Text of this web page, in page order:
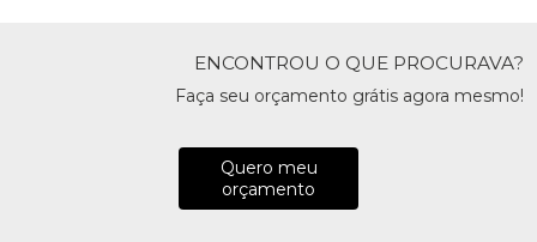
ENCONTROU O QUE PROCURAVA?
Faça seu orçamento grátis agora mesmo!
Quero meu
orçamento